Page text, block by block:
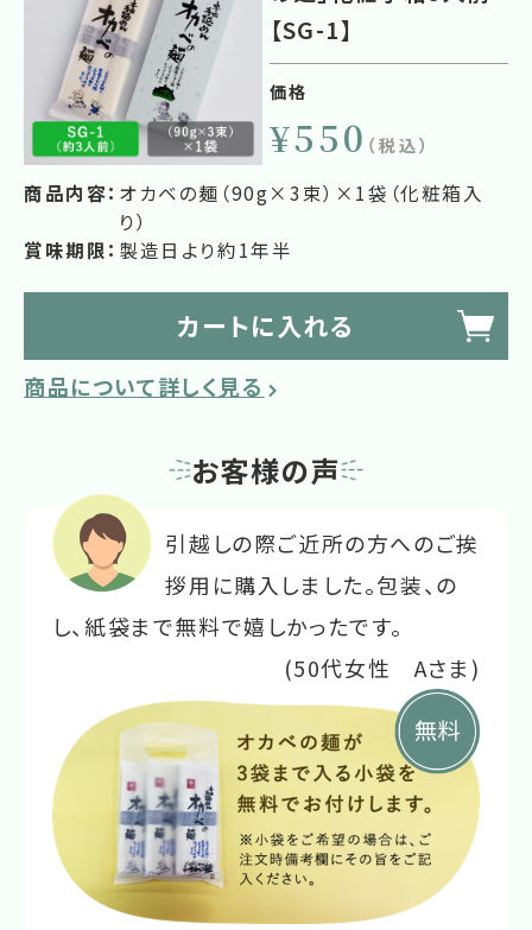
【SG-1】
商品内容： オカベの麺（90g×3束）×1袋（化粧箱入
り）
賞味期限： 製造日より約1年半
価格
¥550 （税込）
カートに入れる
商品について詳しく見る
お客様の声
引越しの際ご近所の方へのご挨
拶用に購入しました。包装、の
し、紙袋まで無料で嬉しかったです。
(50代女性 Aさま)